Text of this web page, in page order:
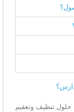
تنظيف وتعقيم